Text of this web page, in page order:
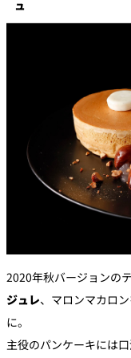
ュ
2020年秋バージョンの
ジュレ、マロンマカロ
に。
主役のパンケーキには